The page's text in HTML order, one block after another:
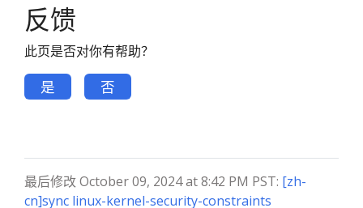
反馈
此页是否对你有帮助？
是 否
最后修改 October 09, 2024 at 8:42 PM PST: [zh-
cn]sync linux-kernel-security-constraints